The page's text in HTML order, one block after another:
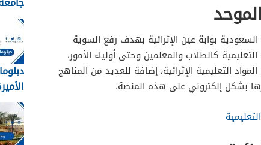
بوابة عين الإثرائية بهدف رفع السوية
كالطلاب والمعلمين وحتى أولياء الأمور،
التعليمية الإثرائية، إضافة للعديد من المناهج
بشكل إلكتروني على هذه المنصة.
1448